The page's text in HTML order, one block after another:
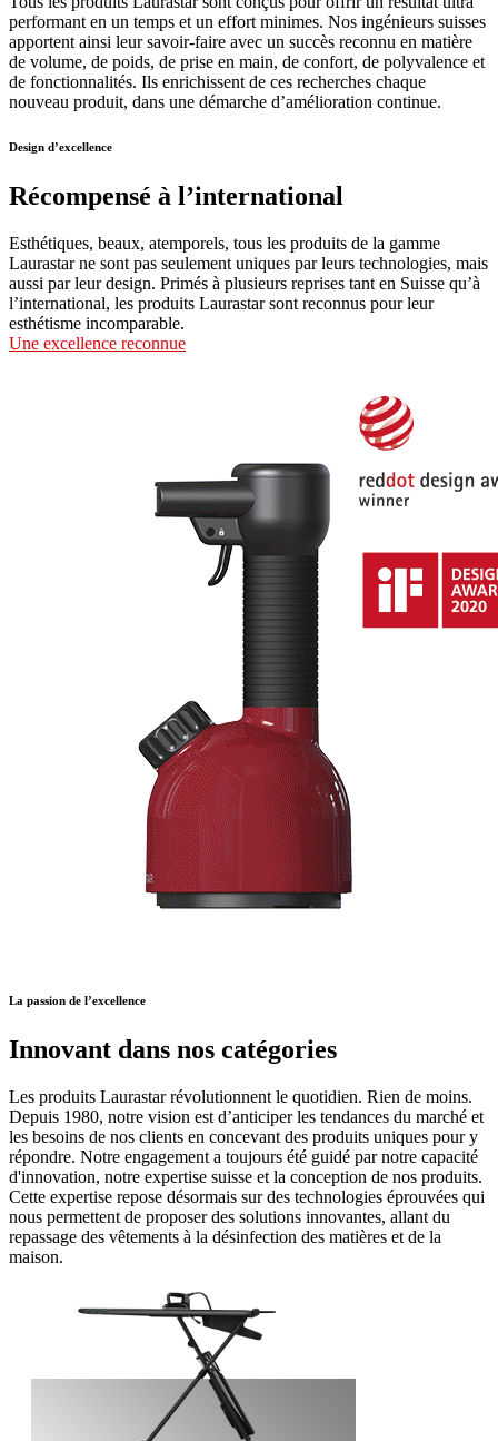
performant en un temps et un effort minimes. Nos ingénieurs suisses
apportent ainsi leur savoir-faire avec un succès reconnu en matière
de volume, de poids, de prise en main, de confort, de polyvalence et
de fonctionnalités. Ils enrichissent de ces recherches chaque
nouveau produit, dans une démarche d’amélioration continue.
Design d’excellence
Récompensé à l’international
Esthétiques, beaux, atemporels, tous les produits de la gamme
Laurastar ne sont pas seulement uniques par leurs technologies, mais
aussi par leur design. Primés à plusieurs reprises tant en Suisse qu’à
l’international, les produits Laurastar sont reconnus pour leur
esthétisme incomparable.
Une excellence reconnue
La passion de l’excellence
Innovant dans nos catégories
Les produits Laurastar révolutionnent le quotidien. Rien de moins.
Depuis 1980, notre vision est d’anticiper les tendances du marché et
les besoins de nos clients en concevant des produits uniques pour y
répondre. Notre engagement a toujours été guidé par notre capacité
d'innovation, notre expertise suisse et la conception de nos produits.
Cette expertise repose désormais sur des technologies éprouvées qui
nous permettent de proposer des solutions innovantes, allant du
repassage des vêtements à la désinfection des matières et de la
maison.